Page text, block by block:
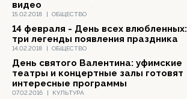
15.02.2018 | ОБЩЕСТВО
видео
14.02.2018 | ОБЩЕСТВО
14 февраля - День всех влюбленных:
три легенды появления праздника
07.02.2016 | КУЛЬТУРА
День святого Валентина: уфимские
театры и концертные залы готовят
интересные программы